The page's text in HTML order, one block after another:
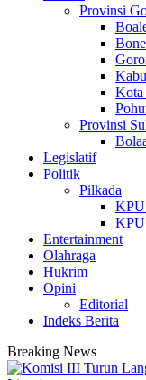
Provinsi
Kota
Provinsi
Legislatif
Politik
Pilkada
KPU
KPU
Entertainment
Olahraga
Hukrim
Opini
Editorial
Indeks Berita
Breaking News